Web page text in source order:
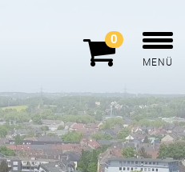
0
MENÜ